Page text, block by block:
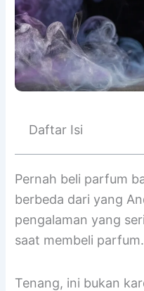
Daftar Isi
Pernah beli parfum
berbeda dari yang
pengalaman yang
saat membeli parfum.
Tenang, ini bukan